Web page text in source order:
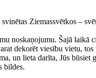
Ziemassvētkos –
noskaņojumu. Šajā
dekorēt viesību vietu,
un lieta darīta, Jūs
bildes.